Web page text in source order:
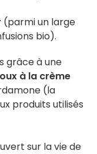
(parmi un large
bio).
grâce à une
à la crème
(la
produits utilisés
sur la vie de